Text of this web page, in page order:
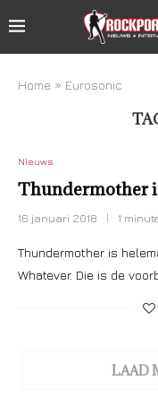
Home » Eurosonic
Nieuws
Thundermother
16 januari 2018 1
Thundermother is
Whatever. Die is de
LAAD